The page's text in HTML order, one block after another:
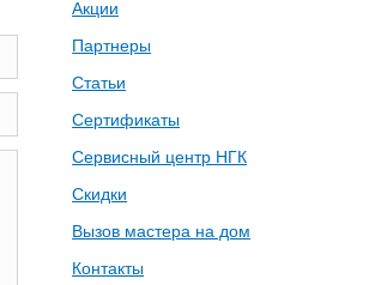
Акции
Партнеры
Статьи
Сертификаты
Сервисный центр НГК
Скидки
Вызов мастера на дом
Контакты